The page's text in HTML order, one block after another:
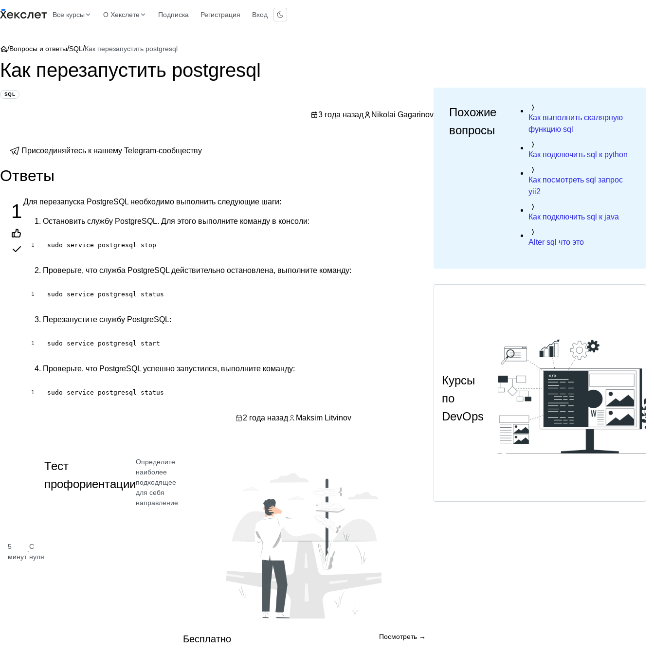
Все курсы О Хекслете Подписка Регистрация Вход
/Вопросы и ответы/SQL /Как перезапустить postgresql
Как перезапустить postgresql
SQL
3 года назад Nikolai Gagarinov
Присоединяйтесь к нашему Telegram-сообществу
Ответы
1 Для перезапуска PostgreSQL необходимо выполнить следующие шаги:
Остановить службу PostgreSQL. Для этого выполните команду в консоли:
1 sudo service postgresql stop
Проверьте, что служба PostgreSQL действительно остановлена, выполните команду:
1 sudo service postgresql status
Перезапустите службу PostgreSQL:
1 sudo service postgresql start
Проверьте, что PostgreSQL успешно запустился, выполните команду:
1 sudo service postgresql status
2 года назад Maksim Litvinov
5
минут
·
С
нуля
Тест
профориентации
Определите
наиболее
подходящее
для себя
направление
Бесплатно Посмотреть →
Похожие
вопросы
Как выполнить скалярную
функцию sql
Как подключить sql к python
Как посмотреть sql запрос
yii2
Как подключить sql к java
Alter sql что это
Курсы
по
DevOps